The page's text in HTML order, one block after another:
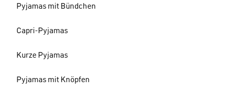
Pyjamas mit Bündchen
Capri-Pyjamas
Kurze Pyjamas
Pyjamas mit Knöpfen